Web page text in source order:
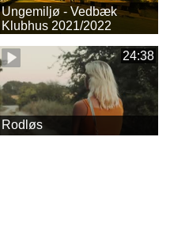
Ungemiljø - Vedbæk
Klubhus 2021/2022
24:38
Rodløs